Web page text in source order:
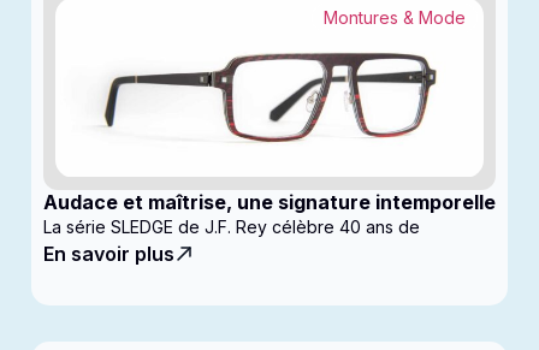
Audace et maîtrise, une signature intemporelle
Montures & Mode
La série SLEDGE de J.F. Rey célèbre 40 ans de
En savoir plus